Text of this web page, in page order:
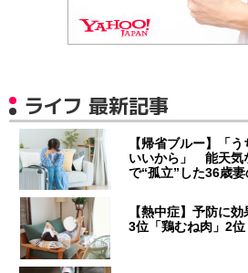
ライフ 最新記事
【帰省ブルー】「
いいから」 能天気
で“孤立”した36歳
【熱中症】予防に
3位「鶏むね肉」2